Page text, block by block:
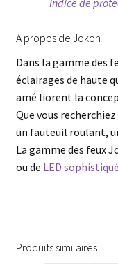
A propos de Jokon
Dans la gamme des
éclairages de haute
amé liorent la
Que vous
un fauteuil roulant,
La gamme des feux
ou de LED
Produits similaires